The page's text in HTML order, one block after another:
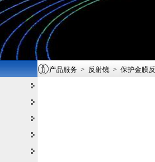
产品服务 > 反射镜 > 保护金膜